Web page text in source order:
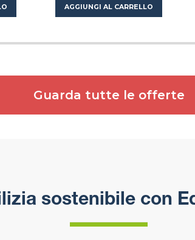
AGGIUNGI AL CARRELLO
Guarda tutte le offerte
sostenibile con